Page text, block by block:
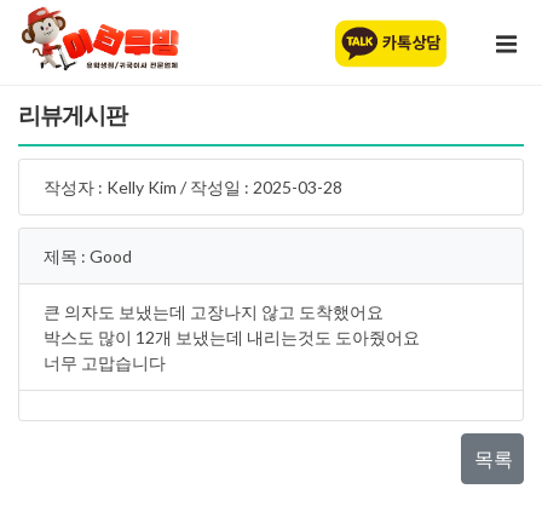
리뷰게시판
작성자 : Kelly Kim / 작성일 : 2025-03-28
제목 : Good
큰 의자도 보냈는데 고장나지 않고 도착했어요
박스도 많이 12개 보냈는데 내리는것도 도아줬어요
너무 고맙습니다
목록